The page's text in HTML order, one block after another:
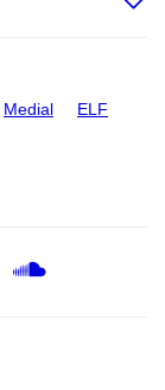
Medial ELF